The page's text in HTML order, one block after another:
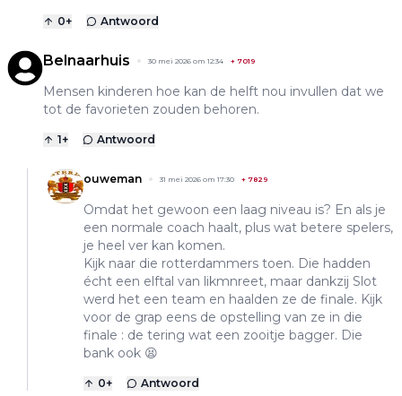
0+ Antwoord
Belnaarhuis 30 mei 2026 om 12:34 + 7019
Mensen kinderen hoe kan de helft nou invullen dat we
tot de favorieten zouden behoren.
1+ Antwoord
ouweman 31 mei 2026 om 17:30 + 7829
Omdat het gewoon een laag niveau is? En als je
een normale coach haalt, plus wat betere spelers,
je heel ver kan komen.
Kijk naar die rotterdammers toen. Die hadden
écht een elftal van likmnreet, maar dankzij Slot
werd het een team en haalden ze de finale. Kijk
voor de grap eens de opstelling van ze in die
finale : de tering wat een zooitje bagger. Die
bank ook 😫
0+ Antwoord